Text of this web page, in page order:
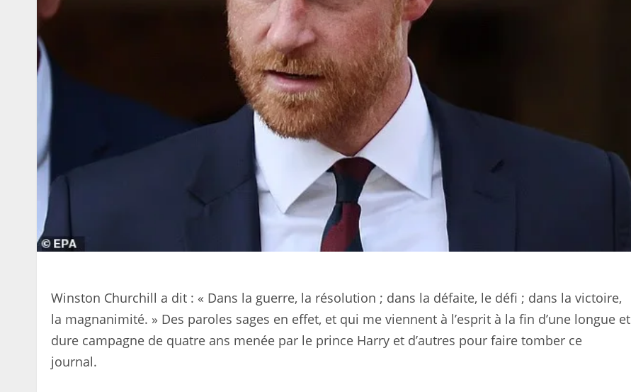
Winston Churchill a dit : « Dans la guerre, la résolution ; dans la défaite, le défi ; dans la victoire,
la magnanimité. » Des paroles sages en effet, et qui me viennent à l’esprit à la fin d’une longue et
dure campagne de quatre ans menée par le prince Harry et d’autres pour faire tomber ce
journal.